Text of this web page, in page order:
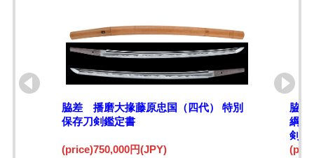
脇差 播磨大掾藤原忠国（四代） 特別
保存刀剣鑑定書
(price)750,000円(JPY)
脇
綱)
剣